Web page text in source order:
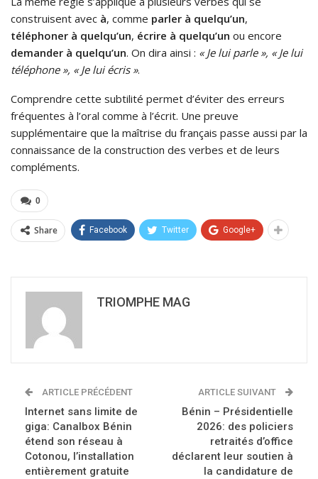
construisent avec à, comme parler à quelqu’un,
téléphoner à quelqu’un, écrire à quelqu’un ou encore
demander à quelqu’un. On dira ainsi : « Je lui parle », « Je lui
téléphone », « Je lui écris ».
Comprendre cette subtilité permet d’éviter des erreurs
fréquentes à l’oral comme à l’écrit. Une preuve
supplémentaire que la maîtrise du français passe aussi par la
connaissance de la construction des verbes et de leurs
compléments.
0
Share Facebook Twitter Google+
TRIOMPHE MAG
ARTICLE PRÉCÉDENT
Internet sans limite de
giga: Canalbox Bénin
étend son réseau à
Cotonou, l’installation
entièrement gratuite
ARTICLE SUIVANT
Bénin – Présidentielle
2026: des policiers
retraités d’office
déclarent leur soutien à
la candidature de